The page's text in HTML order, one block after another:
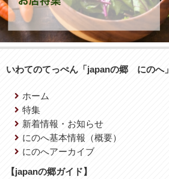
いわてのてっぺん「japanの郷 にのへ」
ホーム
特集
新着情報・お知らせ
にのへ基本情報（概要）
にのへアーカイブ
【japanの郷ガイド】